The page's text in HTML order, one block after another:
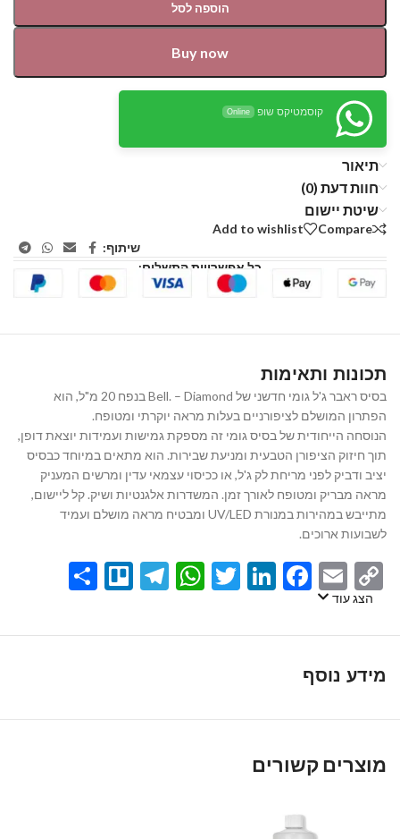
הוספה לסל
Buy now
קוסמטיקס שופ Online
תיאור
חוות דעת (0)
שיטת יישום
Compare
Add to wishlist
שיתוף:
כל אפשרויות התשלום:
תכונות ותאימות
בסיס ראבר ג'ל גומי חדשני של Bell. – Diamond בנפח 20 מ"ל, הוא
הפתרון המושלם לציפורניים בעלות מראה יוקרתי ומטופח.
הנוסחה הייחודית של בסיס גומי זה מספקת גמישות ועמידות יוצאת דופן,
תוך חיזוק הציפורן הטבעית ומניעת שבירות. הוא מתאים במיוחד כבסיס
יציב ודביק לפני מריחת לק ג'ל, או ככיסוי עצמאי עדין ומרשים המעניק
מראה מבריק ומטופח לאורך זמן. המשדרות אלגנטיות ושיק. קל ליישום,
מתייבש במהירות במנורת UV/LED ומבטיח מראה מושלם ועמיד
לשבועות ארוכים.
Copy
Link
Email
Facebook
LinkedIn
Twitter
WhatsApp
Telegram
Trello
הצג עוד
מידע נוסף
מוצרים קשורים